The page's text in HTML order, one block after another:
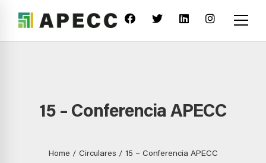
15 – Conferencia APECC
Home Circulares 15 – Conferencia APECC